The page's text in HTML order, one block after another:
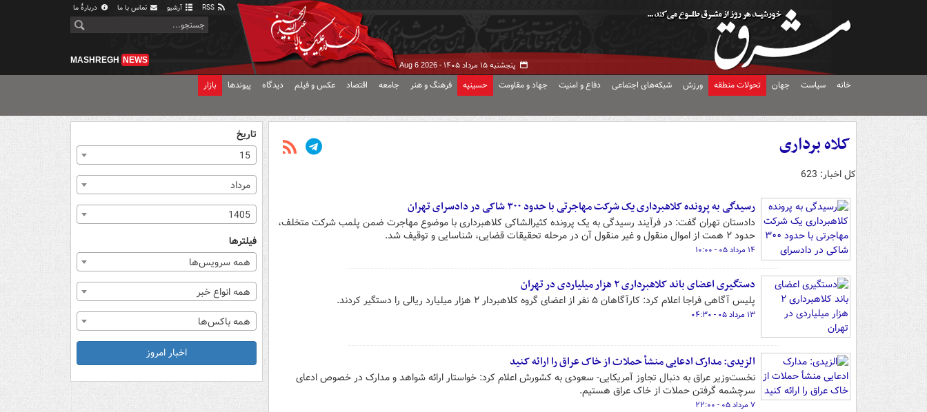
آرشیو تماس با ما دربارهٔ ما
پنجشنبه ۱۵ مرداد ۱۴۰۵ - Aug 6 2026
MASHREGH NEWS
خانه سیاست جهان تحولات منطقه ورزش شبکه‌های اجتماعی دفاع و امنیت جهاد و مقاومت حسینیه فرهنگ و هنر جامعه اقتصاد عکس و فیلم دیدگاه پیوندها بازار
کلاه برداری
کل اخبار: 623
رسیدگی به پرونده کلاهبرداری یک شرکت مهاجرتی با حدود ۳۰۰ شاکی در دادسرای تهران
دادستان تهران گفت: در فرآیند رسیدگی به یک پرونده کثیرالشاکی کلاهبرداری با موضوع مهاجرت ضمن پلمب شرکت متخلف،
حدود ۲ همت از اموال منقول و غیر منقول آن در مرحله تحقیقات قضایی، شناسایی و توقیف شد.
۱۴ مرداد ۰۵ - ۱۰:۰۰
دستگیری اعضای باند کلاهبرداری ۲ هزار میلیاردی در تهران
پلیس آگاهی فراجا اعلام کرد: کارآگاهان ۵ نفر از اعضای گروه کلاهبردار ۲ هزار میلیارد ریالی را دستگیر کردند.
۱۳ مرداد ۰۵ - ۰۴:۳۰
الزیدی: مدارک ادعایی منشأ حملات از خاک عراق را ارائه کنید
نخست‌وزیر عراق به دنبال تجاوز آمریکایی- سعودی به کشورش اعلام کرد: خواستار ارائه شواهد و مدارک در خصوص ادعای
سرچشمه گرفتن حملات از خاک عراق هستیم.
۷ مرداد ۰۵ - ۲۲:۰۰
تاریخ
15
مرداد
1405
فیلترها
همه سرویس‌ها
همه انواع خبر
همه باکس‌ها
اخبار امروز